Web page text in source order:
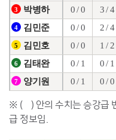
3 박병하 0 / 0 3 / 4
4 김민준 0 / 0 2 / 4
5 김민호 0 / 0 1 / 2
6 김태완 0 / 1 0 / 1
7 양기원 0 / 1 0 / 0
※ ( ) 안의 수치는 승강급
급 정보임.